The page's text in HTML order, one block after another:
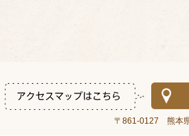
〒861-0127 熊本